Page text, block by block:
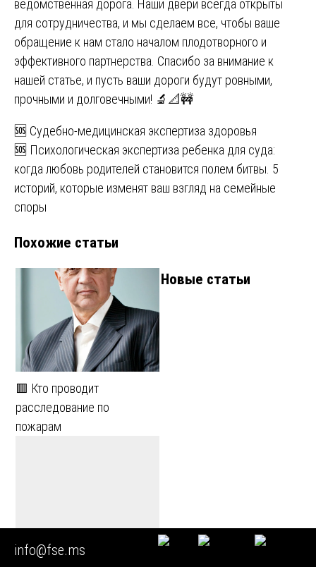
ведомственная дорога. Наши двери всегда открыты
для сотрудничества, и мы сделаем все, чтобы ваше
обращение к нам стало началом плодотворного и
эффективного партнерства. Спасибо за внимание к
нашей статье, и пусть ваши дороги будут ровными,
прочными и долговечными! 🔬📐🚧
Навигация
по
записям
🆘 Судебно-медицинская экспертиза здоровья
🆘 Психологическая экспертиза ребенка для суда:
когда любовь родителей становится полем битвы. 5
историй, которые изменят ваш взгляд на семейные
споры
Похожие статьи
🟥 Кто проводит
расследование по
пожарам
🟥 Экспертиза
Новые статьи
info@fse.ms